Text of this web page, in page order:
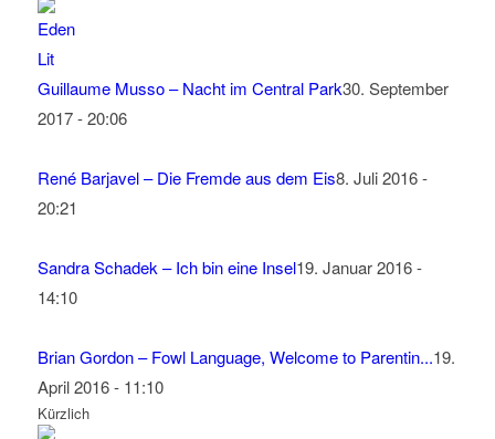
Guillaume Musso – Nacht im Central Park30. September
2017 - 20:06
René Barjavel – Die Fremde aus dem Eis8. Juli 2016 -
20:21
Sandra Schadek – Ich bin eine Insel19. Januar 2016 -
14:10
Brian Gordon – Fowl Language, Welcome to Parentin...19.
April 2016 - 11:10
Kürzlich